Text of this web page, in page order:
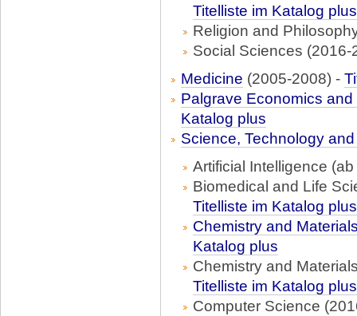
Titelliste im Katalog plus
Religion and
Social Sciences
Medicine (2005-2008) -
Palgrave Economics
Katalog plus
Science, Technology
Artificial Intelligence
Biomedical and Life
Titelliste im Katalog plus
Chemistry and
Katalog plus
Chemistry and
Titelliste im Katalog plus
Computer Science